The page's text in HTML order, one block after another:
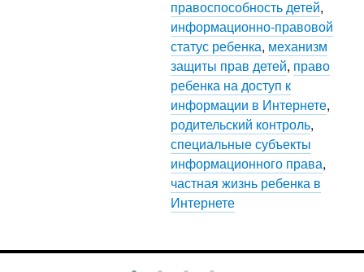
правоспособность детей,
информационно-правовой
статус ребенка, механизм
защиты прав детей, право
ребенка на доступ к
информации в Интернете,
родительский контроль,
специальные субъекты
информационного права,
частная жизнь ребенка в
Интернете